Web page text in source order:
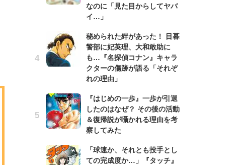
なのに「見た目からしてヤバ
イ…」
秘められた絆があった！ 目暮
警部に妃英理、大和敢助に
も…『名探偵コナン』キャラ
クターの傷跡が語る「それぞ
れの理由」
『はじめの一歩』一歩が引退
したのはなぜ？ その後の活動
＆復帰説が囁かれる理由を考
察してみた
「球速か、それとも投手とし
ての完成度か…」『タッチ』